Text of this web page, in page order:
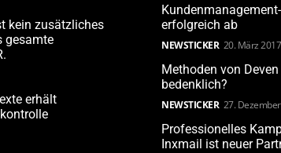
kein zusätzliches
gesamte
erhält
erfolgreich ab
NEWSTICKER 20. März 2017
Methoden von
bedenklich?
NEWSTICKER 27.
Professionelles
Inxmail ist neuer